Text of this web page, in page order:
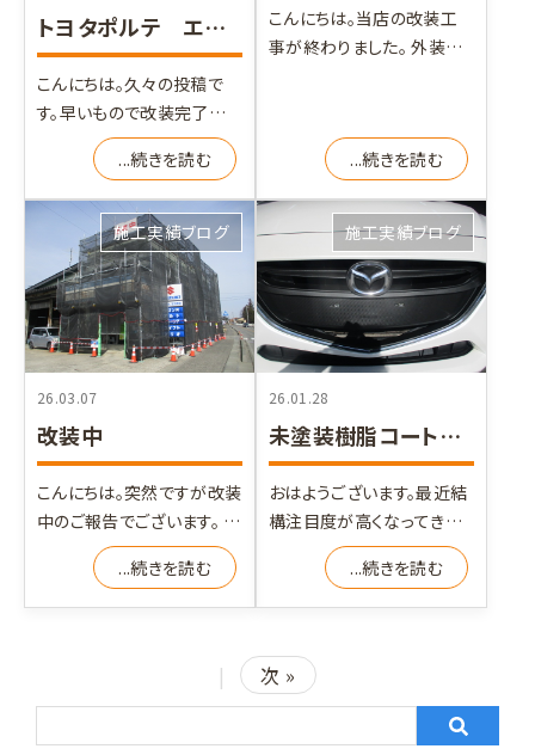
トヨタポルテ エンジン不調
こんにちは。久々の投稿で
す。早いもので改装完了から
気が付けば6月と1年の半分
になってしまいました。今
...続きを読む
こんにちは。当店の改装工
事が終わりました。 外装工
...続きを読む
26.03.07
改装中
施工実績ブログ
こんにちは。突然ですが改装
中のご報告でございます。 看
板の新設、外壁塗装のため
改装しております。
...続きを読む
26.01.28
未塗装樹脂コート マツダデミオ
施工実績ブログ
おはようございます。最近結
構注目度が高くなってきた
未塗装樹脂コート、お問い
合わせも多くなり店頭にあ
る
...続きを読む
| 次 »